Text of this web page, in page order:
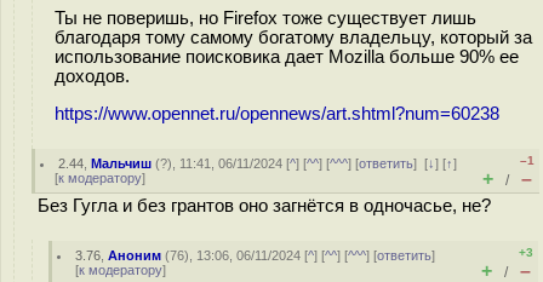
Ты не поверишь, но Firefox тоже существует лишь
благодаря тому самому богатому владельцу, который за
использование поисковика дает Mozilla больше 90% ее
доходов.
https://www.opennet.ru/opennews/art.shtml?num=60238
2.44 ,Мальчиш (?), 11:41, 06/11/2024 [^] [^^] [^^^] [ответить][↓] [↑]
[к модератору]
–1
+ / –
Без Гугла и без грантов оно загнётся в одночасье, не?
3.76 ,Аноним (76), 13:06, 06/11/2024 [^] [^^] [^^^] [ответить]
[к модератору]
+3
+ / –